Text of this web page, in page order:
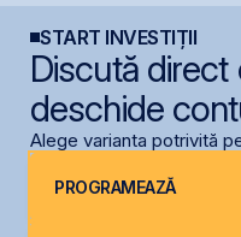
START INVESTIȚII
Discută
deschide
Alege varianta potrivită
PROGRAMEAZĂ